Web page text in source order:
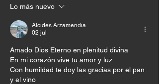
Lo más nuevo
Alcides Arzamendia
02 jul
Amado Dios Eterno en plenitud divina
En mi corazón vive tu amor y luz
Con humildad te doy las gracias por el pan
y el vino